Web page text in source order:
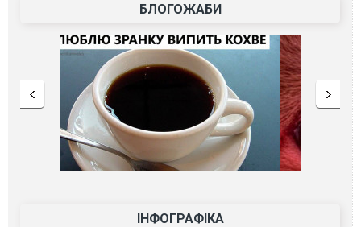
БЛОГОЖАБИ
ІНФОГРАФІКА